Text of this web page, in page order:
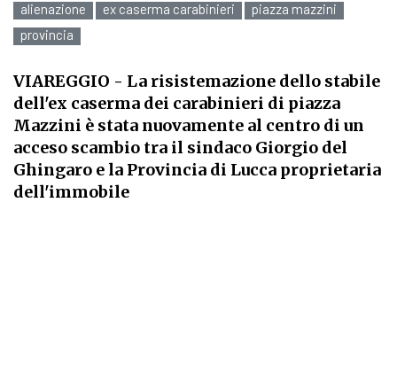
alienazione ex caserma carabinieri
piazza mazzini
provincia
VIAREGGIO - La risistemazione dello stabile
dell'ex caserma dei carabinieri di piazza
Mazzini è stata nuovamente al centro di un
acceso scambio tra il sindaco Giorgio del
Ghingaro e la Provincia di Lucca proprietaria
dell'immobile